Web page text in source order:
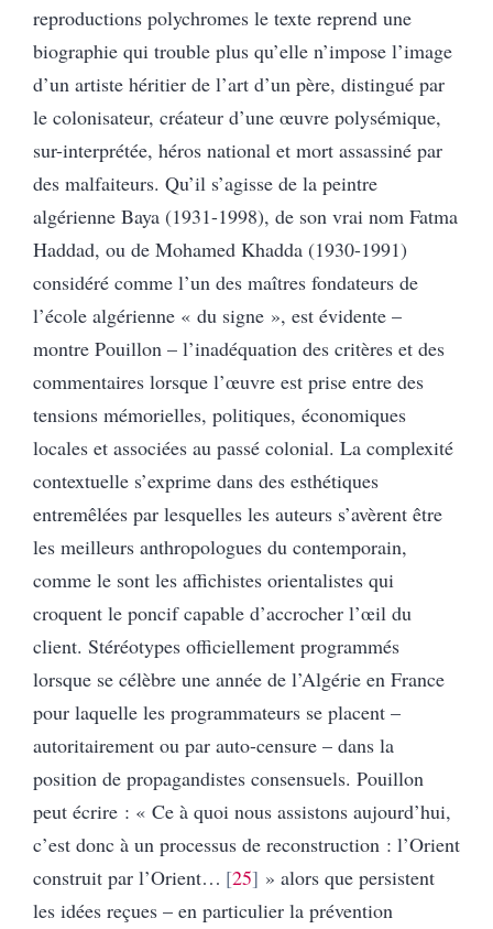
reproductions polychromes le texte reprend une
biographie qui trouble plus qu’elle n’impose l’image
d’un artiste héritier de l’art d’un père, distingué par
le colonisateur, créateur d’une œuvre polysémique,
sur-interprétée, héros national et mort assassiné par
des malfaiteurs. Qu’il s’agisse de la peintre
algérienne Baya (1931-1998), de son vrai nom Fatma
Haddad, ou de Mohamed Khadda (1930-1991)
considéré comme l’un des maîtres fondateurs de
l’école algérienne « du signe », est évidente –
montre Pouillon – l’inadéquation des critères et des
commentaires lorsque l’œuvre est prise entre des
tensions mémorielles, politiques, économiques
locales et associées au passé colonial. La complexité
contextuelle s’exprime dans des esthétiques
entremêlées par lesquelles les auteurs s’avèrent être
les meilleurs anthropologues du contemporain,
comme le sont les affichistes orientalistes qui
croquent le poncif capable d’accrocher l’œil du
client. Stéréotypes officiellement programmés
lorsque se célèbre une année de l’Algérie en France
pour laquelle les programmateurs se placent –
autoritairement ou par auto-censure – dans la
position de propagandistes consensuels. Pouillon
peut écrire : « Ce à quoi nous assistons aujourd’hui,
c’est donc à un processus de reconstruction : l’Orient
construit par l’Orient… 25 » alors que persistent
les idées reçues – en particulier la prévention